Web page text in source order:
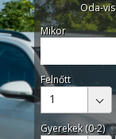
Oda-
Mikor
Felnőtt
1
Gyerekek (0-2)